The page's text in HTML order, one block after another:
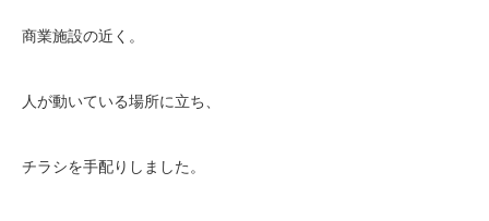
商業施設の近く。
人が動いている場所に立ち、
チラシを手配りしました。